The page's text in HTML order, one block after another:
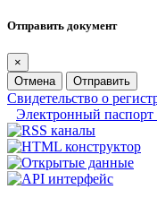
Отправить документ
×
Отмена
Отправить
Свидетельство о
Электронный